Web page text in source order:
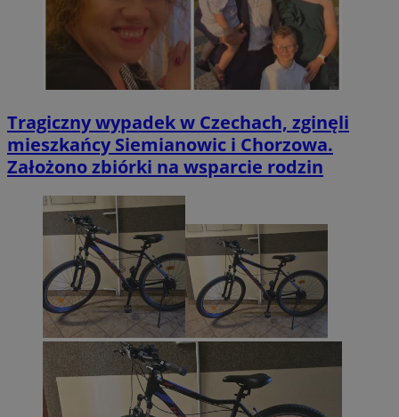
Tragiczny wypadek w Czechach, zginęli
mieszkańcy Siemianowic i Chorzowa.
Założono zbiórki na wsparcie rodzin